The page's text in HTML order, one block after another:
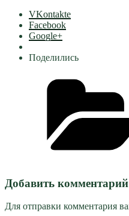
VKontakte
Facebook
Google+
Поделились
Добавить комментарий
Для отправки комментария